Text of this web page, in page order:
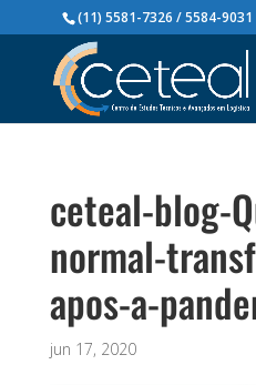
(11) 5581-7326 / 5584-9031
ceteal-blog-
normal-
apos-a-
jun 17, 2020